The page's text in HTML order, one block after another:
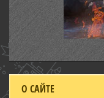
О САЙТЕ